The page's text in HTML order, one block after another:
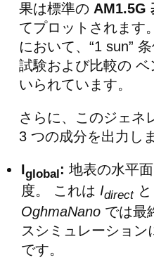
果は標準の AM1.5G
てプロットされます
において、“1 sun”
試験および比較の
いられています。
さらに、このジェネ
3 つの成分を出力し
Iglobal : 地表の水平
度。 これは Idirectと
OghmaNano では最
スシミュレーショ
です。